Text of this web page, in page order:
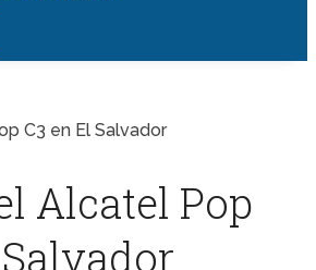
C3 en El Salvador
Alcatel Pop